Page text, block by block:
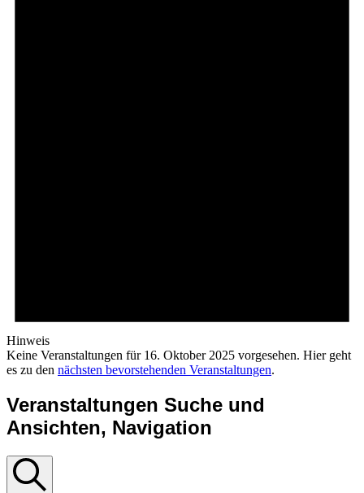
Hinweis
Keine Veranstaltungen für 16. Oktober 2025 vorgesehen. Hier geht
es zu den nächsten bevorstehenden Veranstaltungen.
Veranstaltungen Suche und
Ansichten, Navigation